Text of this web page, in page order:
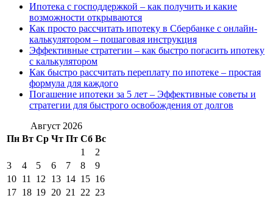
Ипотека с господдержкой – как получить и какие
возможности открываются
Как просто рассчитать ипотеку в Сбербанке с онлайн-
калькулятором – пошаговая инструкция
Эффективные стратегии – как быстро погасить ипотеку
с калькулятором
Как быстро рассчитать переплату по ипотеке – простая
формула для каждого
Погашение ипотеки за 5 лет – Эффективные советы и
стратегии для быстрого освобождения от долгов
Август 2026
Пн Вт Ср Чт Пт Сб Вс
1
2
3
4 5 6 7 8
9
10 11 12 13 14 15 16
17 18 19 20 21 22 23